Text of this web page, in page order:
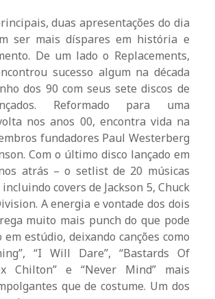
duas apresentações do dia
ser mais díspares em história e
De um lado o Replacements,
sucesso algum na década
dos 90 com seus sete discos de
Reformado para uma
nos anos 00, encontra vida na
fundadores Paul Westerberg
Com o último disco lançado em
atrás – o setlist de 20 músicas
covers de Jackson 5, Chuck
A energia e vontade dos dois
muito mais punch do que pode
estúdio, deixando canções como
“I Will Dare”, “Bastards Of
Chilton” e “Never Mind” mais
que de costume. Um dos